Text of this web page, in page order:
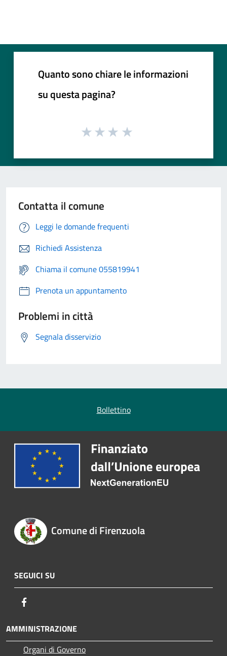
Quanto sono chiare le informazioni
su questa pagina?
Contatta il comune
Leggi le domande frequenti
Richiedi Assistenza
Chiama il comune 055819941
Prenota un appuntamento
Problemi in città
Segnala disservizio
Bollettino
Comune di Firenzuola
SEGUICI SU
AMMINISTRAZIONE
Organi di Governo